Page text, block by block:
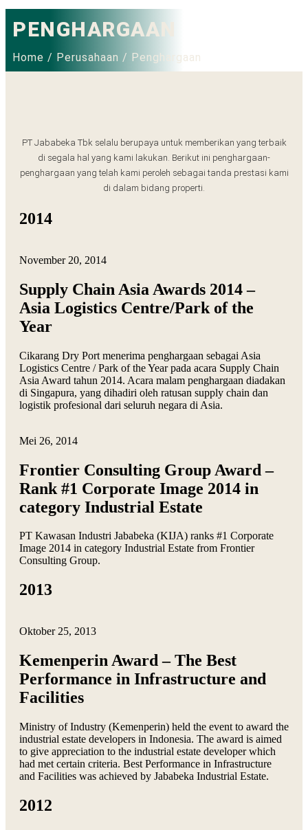
PENGHARGAAN
Home / Perusahaan / Penghargaan
PT Jababeka Tbk selalu berupaya untuk memberikan yang terbaik
di segala hal yang kami lakukan. Berikut ini penghargaan-
penghargaan yang telah kami peroleh sebagai tanda prestasi kami
di dalam bidang properti.
2014
November 20, 2014
Supply Chain Asia Awards 2014 –
Asia Logistics Centre/Park of the
Year
Cikarang Dry Port menerima penghargaan sebagai Asia
Logistics Centre / Park of the Year pada acara Supply Chain
Asia Award tahun 2014. Acara malam penghargaan diadakan
di Singapura, yang dihadiri oleh ratusan supply chain dan
logistik profesional dari seluruh negara di Asia.
Mei 26, 2014
Frontier Consulting Group Award –
Rank #1 Corporate Image 2014 in
category Industrial Estate
PT Kawasan Industri Jababeka (KIJA) ranks #1 Corporate
Image 2014 in category Industrial Estate from Frontier
Consulting Group.
2013
Oktober 25, 2013
Kemenperin Award – The Best
Performance in Infrastructure and
Facilities
Ministry of Industry (Kemenperin) held the event to award the
industrial estate developers in Indonesia. The award is aimed
to give appreciation to the industrial estate developer which
had met certain criteria. Best Performance in Infrastructure
and Facilities was achieved by Jababeka Industrial Estate.
2012